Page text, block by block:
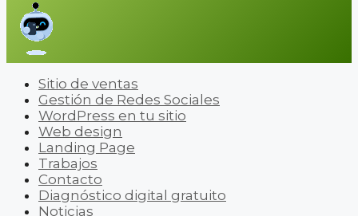
Sitio de ventas
Gestión de Redes Sociales
WordPress en tu sitio
Web design
Landing Page
Trabajos
Contacto
Diagnóstico digital gratuito
Noticias